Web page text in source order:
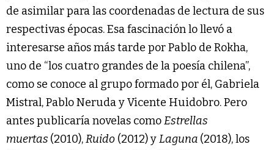
de asimilar para las coordenadas de lectura de sus
respectivas épocas. Esa fascinación lo llevó a
interesarse años más tarde por Pablo de Rokha,
uno de “los cuatro grandes de la poesía chilena”,
como se conoce al grupo formado por él, Gabriela
Mistral, Pablo Neruda y Vicente Huidobro. Pero
antes publicaría novelas comoEstrellas
muertas (2010),Ruido (2012) yLaguna (2018), los